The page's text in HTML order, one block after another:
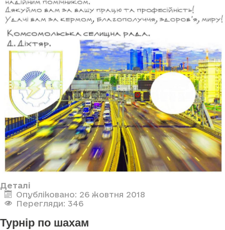
Деталі
Опубліковано: 26 жовтня 2018
Перегляди: 346
Турнір по шахам